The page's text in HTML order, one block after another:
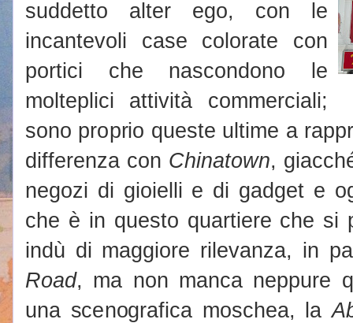
suddetto alter ego, con le
incantevoli case colorate con
portici che nascondono le
molteplici attività commerciali;
sono proprio queste ultime a
differenza con Chinatown,
negozi di gioielli e di gadget e
che è in questo quartiere che si
indù di maggiore rilevanza, in
Road, ma non manca neppure
una scenografica moschea, la